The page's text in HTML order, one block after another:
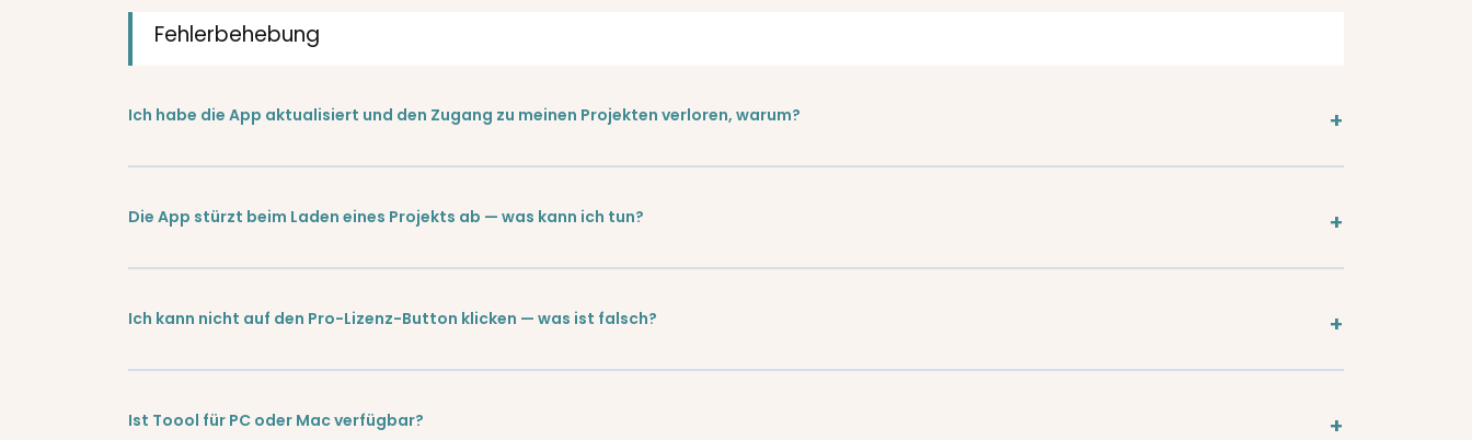
Fehlerbehebung
Ich habe die App aktualisiert und den Zugang zu meinen Projekten verloren, warum?
Die App stürzt beim Laden eines Projekts ab — was kann ich tun?
Ich kann nicht auf den Pro-Lizenz-Button klicken — was ist falsch?
Ist Toool für PC oder Mac verfügbar?